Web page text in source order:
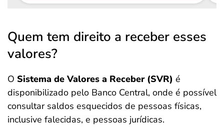
Quem tem direito a receber esses
valores?
O Sistema de Valores a Receber (SVR) é
disponibilizado pelo Banco Central, onde é possível
consultar saldos esquecidos de pessoas físicas,
inclusive falecidas, e pessoas jurídicas.